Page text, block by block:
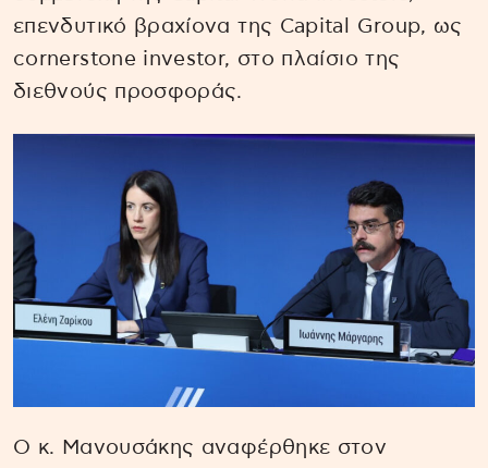
επενδυτικό βραχίονα της Capital Group, ως
cornerstone investor, στο πλαίσιο της
διεθνούς προσφοράς.
Ο κ. Μανουσάκης αναφέρθηκε στον